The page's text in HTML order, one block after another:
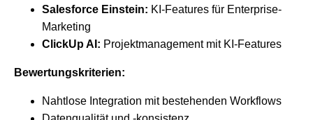
Salesforce Einstein: KI-Features für Enterprise-
Marketing
ClickUp AI: Projektmanagement mit KI-Features
Bewertungskriterien:
Nahtlose Integration mit bestehenden Workflows